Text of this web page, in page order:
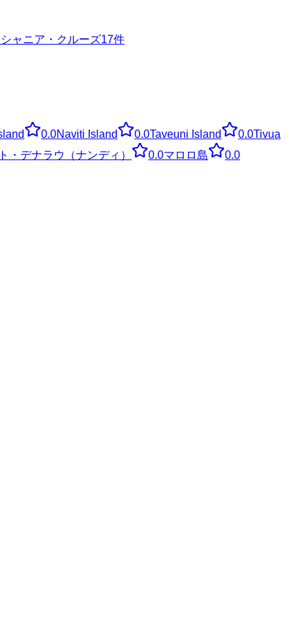
ャニア・クルーズ17件
0.0Naviti Island 0.0Taveuni Island 0.0Tivua
・デナラウ（ナンディ） 0.0マロロ島 0.0